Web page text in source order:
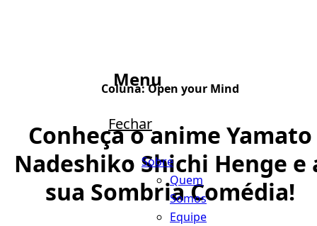
Menu
Fechar
Sobre
Quem
Somos
Equipe
Coluna:Open your Mind
Conheça o anime Yamato
Nadeshiko Shichi Henge e
sua Sombria Comédia!